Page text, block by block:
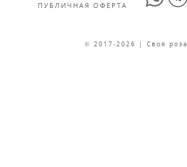
ПУБЛИЧНАЯ ОФЕРТА
© 2017-2026 | Своя роза